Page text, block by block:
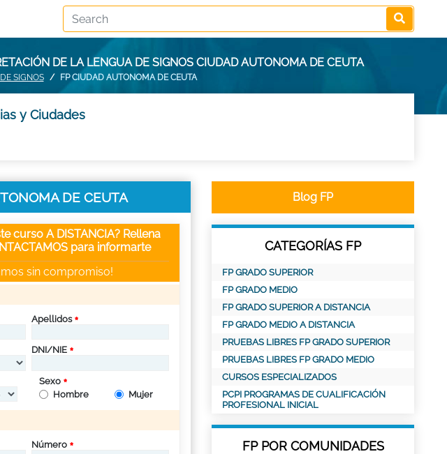
DE LA LENGUA DE SIGNOS CIUDAD AUTONOMA DE CEUTA
SIGNOS FP CIUDAD AUTONOMA DE CEUTA
y Ciudades
DE CEUTA
curso A DISTANCIA? Rellena
para informarte
sin compromiso!
Apellidos
DNI/NIE
Sexo
Hombre
Mujer
Número
Blog FP
CATEGORÍAS FP
FP GRADO SUPERIOR
FP GRADO MEDIO
FP GRADO SUPERIOR A DISTANCIA
FP GRADO MEDIO A DISTANCIA
PRUEBAS LIBRES FP GRADO SUPERIOR
PRUEBAS LIBRES FP GRADO MEDIO
CURSOS ESPECIALIZADOS
PCPI PROGRAMAS DE CUALIFICACIÓN
PROFESIONAL INICIAL
FP POR COMUNIDADES